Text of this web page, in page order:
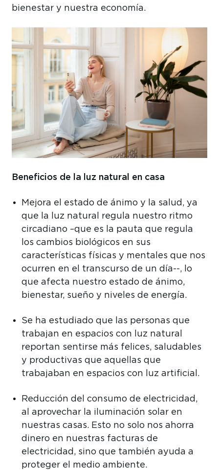
bienestar y nuestra economía.
Beneficios de la luz natural en casa
Mejora el estado de ánimo y la salud, ya
que la luz natural regula nuestro ritmo
circadiano –que es la pauta que regula
los cambios biológicos en sus
características físicas y mentales que nos
ocurren en el transcurso de un día--, lo
que afecta nuestro estado de ánimo,
bienestar, sueño y niveles de energía.
Se ha estudiado que las personas que
trabajan en espacios con luz natural
reportan sentirse más felices, saludables
y productivas que aquellas que
trabajaban en espacios con luz artificial.
Reducción del consumo de electricidad,
al aprovechar la iluminación solar en
nuestras casas. Esto no solo nos ahorra
dinero en nuestras facturas de
electricidad, sino que también ayuda a
proteger el medio ambiente.